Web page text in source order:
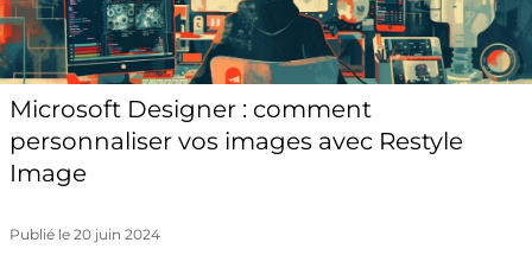
Microsoft Designer : comment
personnaliser vos images avec Restyle
Image
Publié le 20 juin 2024